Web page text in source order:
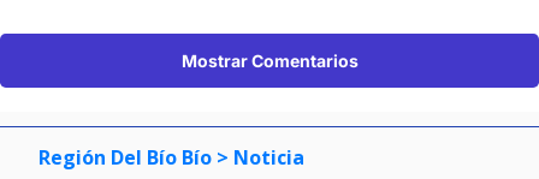
Mostrar Comentarios
Región Del Bío Bío > Noticia